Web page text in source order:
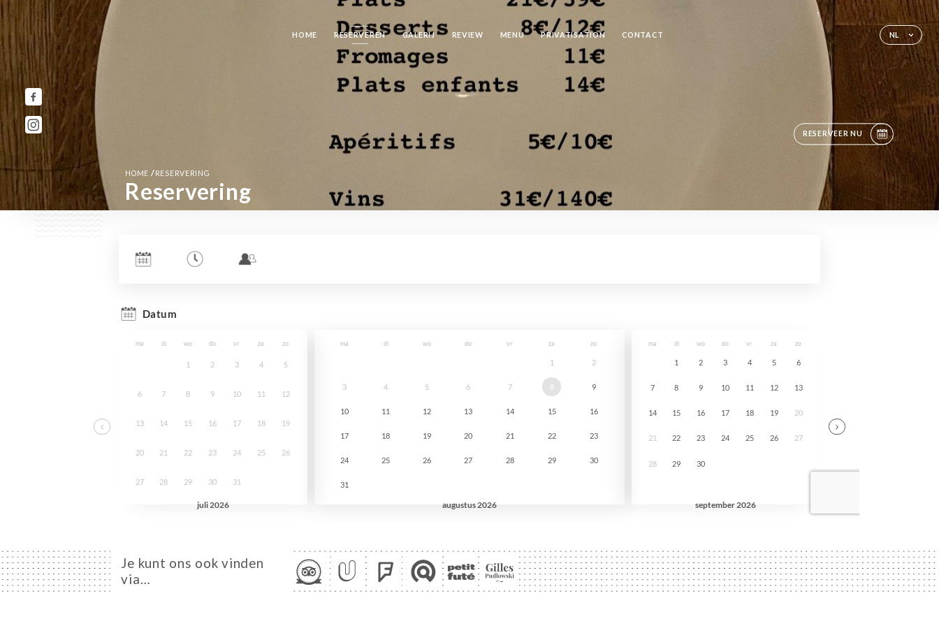
NL
HOME RESERVEREN GALERIJ REVIEW MENU PRIVATISATION CONTACT
RESERVEER NU
HOME / RESERVERING
Reservering
Je kunt ons ook vinden
via…